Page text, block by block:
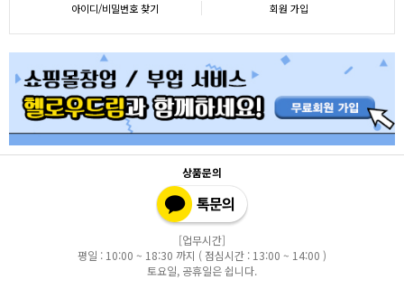
아이디/비밀번호 찾기 회원 가입
상품문의
[업무시간]
평일 : 10:00 ~ 18:30 까지 ( 점심시간 : 13:00 ~ 14:00 )
토요일, 공휴일은 쉽니다.